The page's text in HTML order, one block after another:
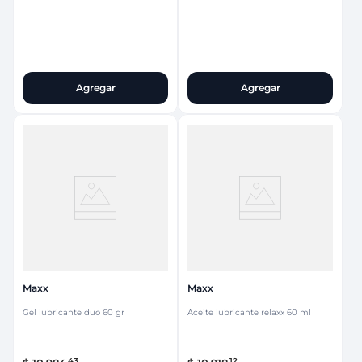
Agregar Agregar
Maxx
Gel lubricante duo 60 gr
Maxx
Aceite lubricante relaxx 60 ml